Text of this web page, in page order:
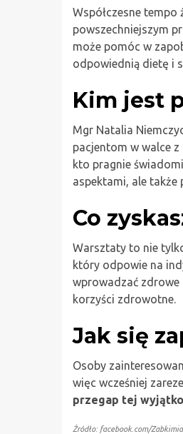
Współczesne
powszechniejszym
może pomóc w
odpowiednią dietę i
Kim jest
Mgr Natalia
pacjentom w walce
kto pragnie
aspektami, ale także
Co
Warsztaty to nie
który odpowie na
wprowadzać zdrowe
korzyści zdrowotne.
Jak się
Osoby
więc wcześniej
przegap tej
Źródło: facebook.com/